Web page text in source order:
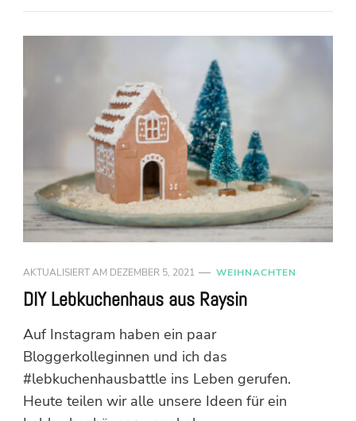
AKTUALISIERT AM DEZEMBER 5, 2021 WEIHNACHTEN
DIY Lebkuchenhaus aus Raysin
Auf Instagram haben ein paar
Bloggerkolleginnen und ich das
#lebkuchenhausbattle ins Leben gerufen.
Heute teilen wir alle unsere Ideen für ein